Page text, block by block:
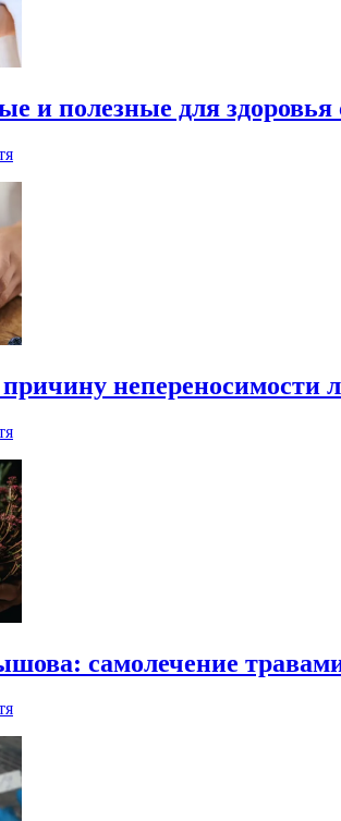
и полезные для
непереносимости
самолечение